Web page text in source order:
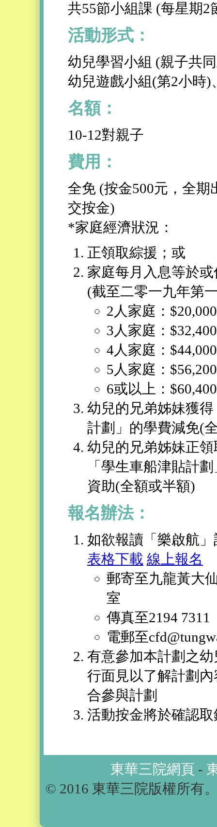
共55節小組課 (每星期2
活動形式：
幼兒學習小組 (親子共
幼兒遊戲小組(第2小時)
名額：
10-12對親子
費用：
全免 (按金500元，全期
交按金)
*家庭經濟狀況：
正領取綜援；或
家庭每月入息等於
(截至二零一九年第
2人家庭：$20,000
3人家庭：$32,400
4人家庭：$44,000
5人家庭：$56,200
6或以上：$60,400
幼兒的兄弟姊妹獲
計劃」的學費減免(
幼兒的兄弟姊妹正
「學生車船津貼計
資助(全額或半額)
報名辦法：
如欲報讀「樂啟航
表格下載 線上報名
郵寄至九龍黃大
室
傳真至2194 7311
電郵至
有意參加本計劃之
行面見以了解計劃
合參與計劃
活動按金將於確認
東華三院網頁 -
© 2016 東華三院版權所有